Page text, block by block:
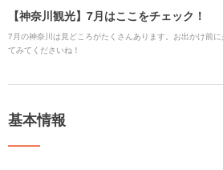
電車を使って東京から目的の観光エリアへとスムーズに移
れの駅から行ける人気の観光エリアをご紹介します。
【神奈川観光】7月はここをチェック！
7月の神奈川は見どころがたくさんあります。お出かけ前に
てみてくださいね！
基本情報